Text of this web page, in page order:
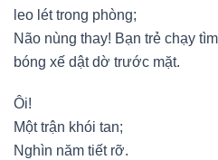
leo lét trong phòng;
Não nùng thay! Bạn trẻ chạy
bóng xế dật dờ trước mặt.
Ôi!
Một trận khói tan;
Nghìn năm tiết rỡ.